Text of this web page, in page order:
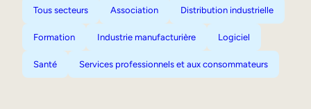
Tous secteurs Association Distribution industrielle
Formation Industrie manufacturière Logiciel
Santé Services professionnels et aux consommateurs